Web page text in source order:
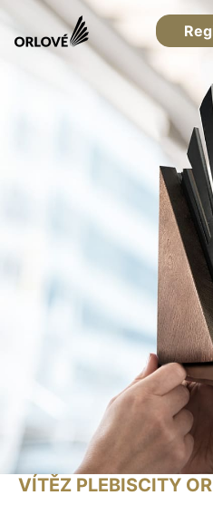
VÍTĚZ PLEBISCITY